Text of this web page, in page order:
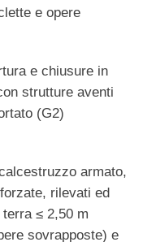
e opere
e chiusure in
strutture aventi
(G2)
armato,
rilevati ed
≤ 2,50 m
sovrapposte) e